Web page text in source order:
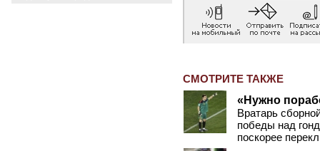
СМОТРИТЕ ТАКЖЕ
«Нужно
Вратарь
победы над
поскорее